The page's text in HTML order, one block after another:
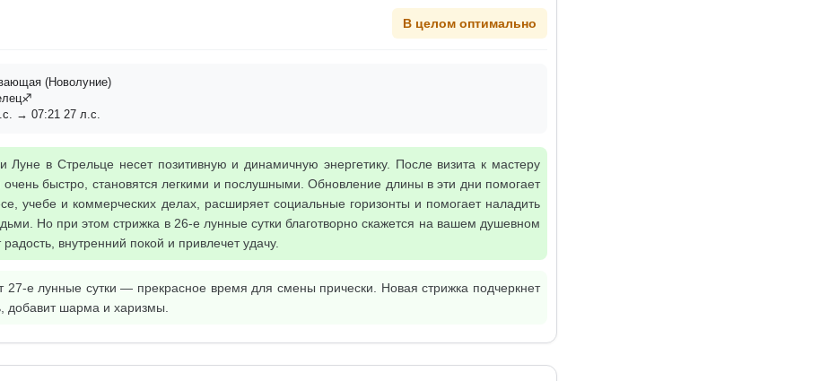
В целом оптимально
(Новолуние)
→ 07:21 27 л.с.
Луне в Стрельце несет позитивную и динамичную энергетику. После визита к мастеру
быстро, становятся легкими и послушными. Обновление длины в эти дни помогает
учебе и коммерческих делах, расширяет социальные горизонты и помогает наладить
Но при этом стрижка в 26-е лунные сутки благотворно скажется на вашем душевном
внутренний покой и привлечет удачу.
27-е лунные сутки — прекрасное время для смены прически. Новая стрижка подчеркнет
добавит шарма и харизмы.